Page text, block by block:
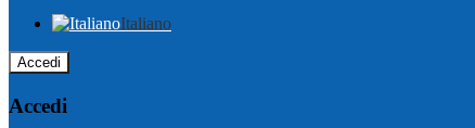
Italiano
Accedi
Accedi